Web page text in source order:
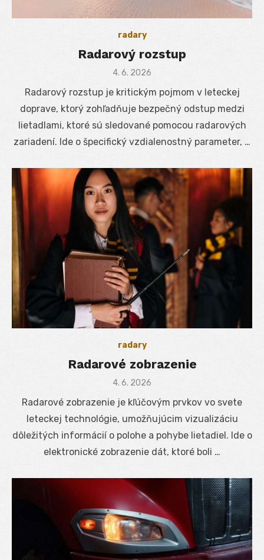
radary
Radarový rozstup
Posted
4. 6. 2026
Radarový rozstup je kritickým pojmom v leteckej
doprave, ktorý zohľadňuje bezpečný odstup medzi
lietadlami, ktoré sú sledované pomocou radarových
zariadení. Ide o špecifický vzdialenostný parameter, …
radary
Radarové zobrazenie
Posted
4. 6. 2026
Radarové zobrazenie je kľúčovým prvkov vo svete
leteckej technológie, umožňujúcim vizualizáciu
dôležitých informácií o polohe a pohybe lietadiel. Ide o
elektronické zobrazenie dát, ktoré boli …